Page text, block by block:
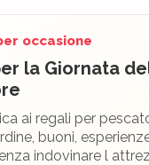
occasione
la Giornata
ai regali per
buoni,
indovinare l